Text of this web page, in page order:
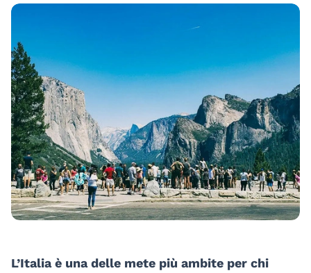
L’Italia è una delle mete più ambite per chi